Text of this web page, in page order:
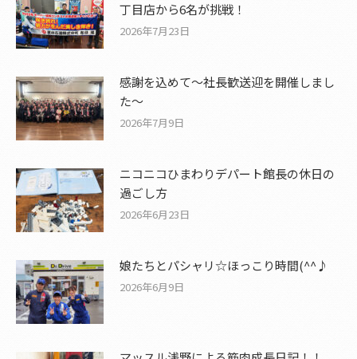
丁目店から6名が挑戦！
2026年7月23日
感謝を込めて〜社長歓送迎を開催しまし
た〜
2026年7月9日
ニコニコひまわりデパート館長の休日の
過ごし方
2026年6月23日
娘たちとパシャリ☆ほっこり時間(^^♪
2026年6月9日